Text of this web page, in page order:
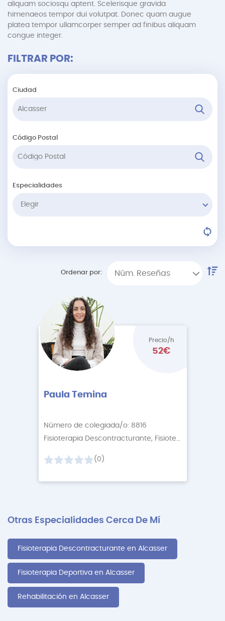
aliquam sociosqu aptent. Scelerisque gravida
himenaeos tempor dui volutpat. Donec quam augue
platea tempor ullamcorper semper ad finibus aliquam
congue integer.
FILTRAR POR:
Ciudad
Código Postal
Especialidades
Elegir
Ordenar por: Núm. Reseñas
Precio/h
52€
Paula Temina
Número de colegiada/o: 8816
Fisioterapia Descontracturante, Fisioterapia Relaj
(0)
Otras Especialidades Cerca De Mí
Fisioterapia Descontracturante en Alcasser
Fisioterapia Deportiva en Alcasser
Rehabilitación en Alcasser